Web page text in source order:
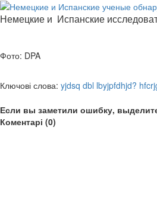
Немецкие и Испанские
Фото: DPA
Ключові слова: yjdsq dbl lbyjpfdhjd?
Если вы заметили ошибку,
Коментарі (0)